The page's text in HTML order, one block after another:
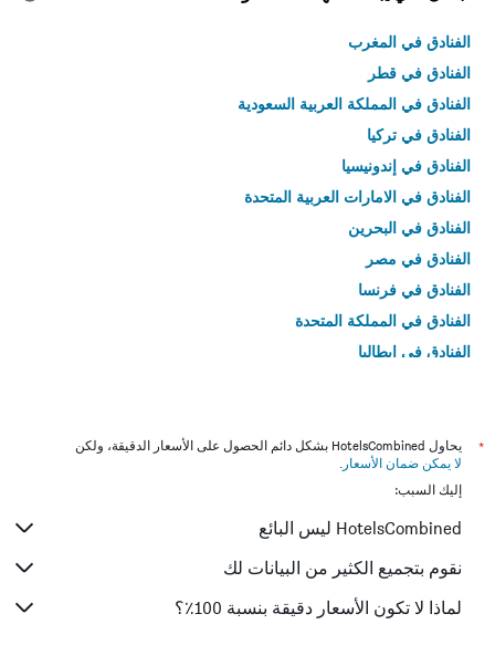
الفنادق في المغرب
الفنادق في قطر
الفنادق في المملكة العربية السعودية
الفنادق في تركيا
الفنادق في إندونيسيا
الفنادق في الامارات العربية المتحدة
الفنادق في البحرين
الفنادق في مصر
الفنادق في فرنسا
الفنادق في المملكة المتحدة
الفنادق في إيطاليا
*
يحاول HotelsCombined بشكل دائم الحصول على الأسعار الدقيقة، ولكن
لا يمكن ضمان الأسعار .
إليك السبب:
HotelsCombined ليس البائع
نقوم بتجميع الكثير من البيانات لك
لماذا لا تكون الأسعار دقيقة بنسبة 100٪؟